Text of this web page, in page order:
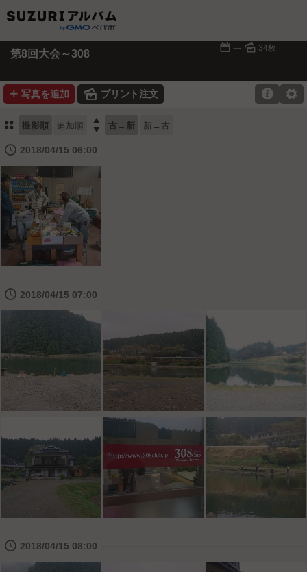
第8回大会～308 📅 --- 🌄 34枚
➕ 写真を追加 🌄 プリント注文 ⚙

⚏ 撮影順 追加順  古→新 新→古
🕔 2018/04/15 06:00
🕔 2018/04/15 07:00
🕔 2018/04/15 08:00